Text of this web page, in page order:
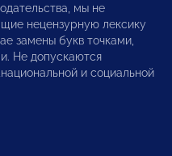
мы не
нецензурную лексику
замены букв точками,
Не допускаются
и социальной